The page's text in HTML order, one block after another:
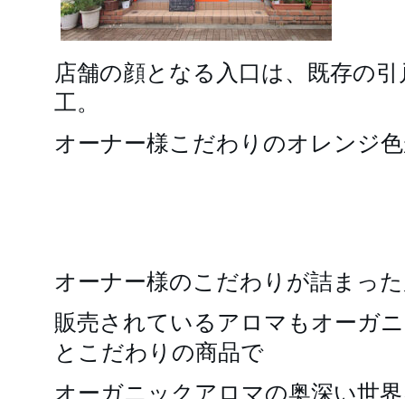
店舗の顔となる入口は、既存の
工。
オーナー様こだわりのオレンジ
オーナー様のこだわりが詰まっ
販売されているアロマもオーガ
とこだわりの商品で
オーガニックアロマの奥深い世